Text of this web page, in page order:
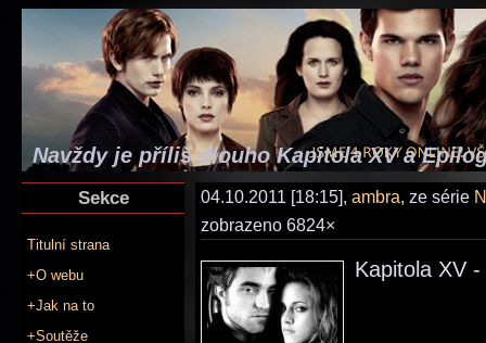
Navždy je příliš dlouho Kapitola XV a
Sekce
Titulní strana
+O webu
+Jak na to
+Soutěže
04.10.2011 [18:15], ambra, ze série
zobrazeno 6824×
Kapitola XV